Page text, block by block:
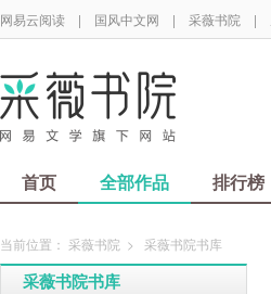
网易云阅读 | 国风中文网 | 采薇书院 |
首页 全部作品 排行榜
当前位置： 采薇书院 > 采薇书院书库
采薇书院书库